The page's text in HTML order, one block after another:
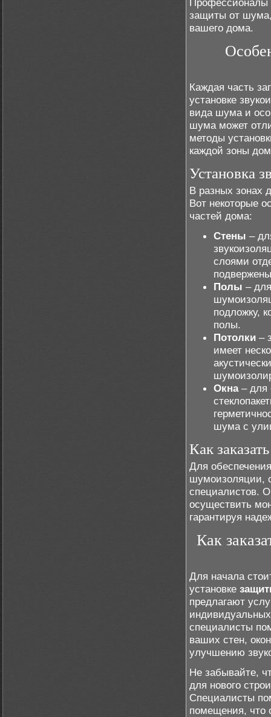
защиты от
вашего дома.
Каждая часть
установке
вида шума и
шума может
методы
каждой зоны
Установка
В разных зонах
Вот некоторые
частей дома:
Стены –
слоями
Полы –
подложку,
полы.
Потолки –
имеет
Окна– для
шума с
Как
Для
шумоизоляции,
специалистов.
осуществить
гарантируя
Как
Для начала
установке
предлагают
специалисты
ваших стен,
улучшению
Не забывайте,
для нового
Специалисты
помещения, что